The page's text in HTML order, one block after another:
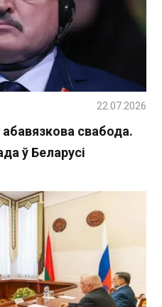
свабода.
ў Беларусі
22.07.2026